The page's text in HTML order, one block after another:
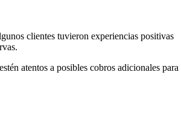
clientes tuvieron experiencias positivas
atentos a posibles cobros adicionales para